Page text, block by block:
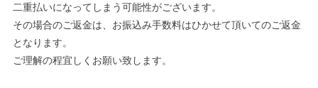
二重払いになってしまう可能性がございます。
その場合のご返金は、お振込み手数料はひかせて頂いてのご返金
となります。
ご理解の程宜しくお願い致します。